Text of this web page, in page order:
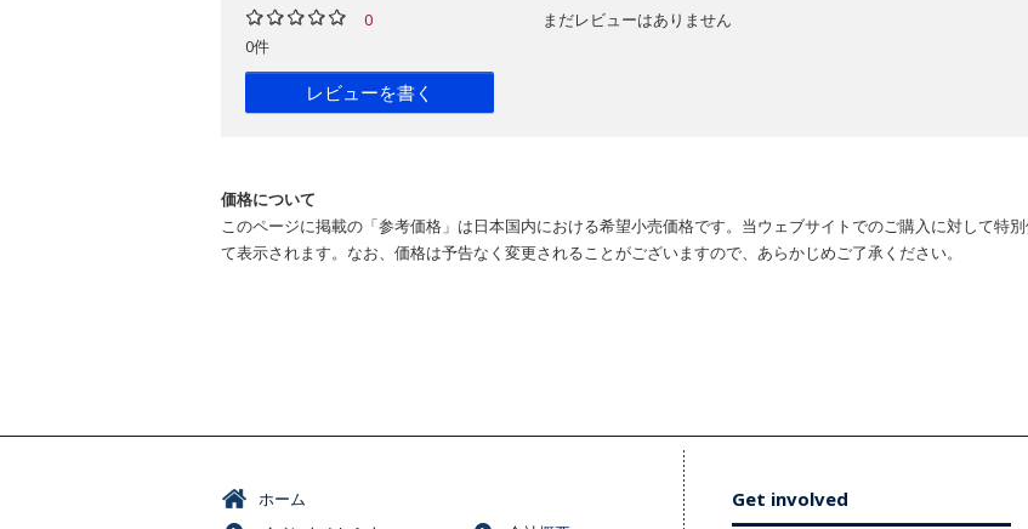
0
0件
レビューを書く
まだレビューはありません
価格について
このページに掲載の「参考価格」は日本国内における希望小売価格です。当ウェブサイトでのご購入に対して特
て表示されます。なお、価格は予告なく変更されることがございますので、あらかじめご了承ください。
ホーム
Get involved